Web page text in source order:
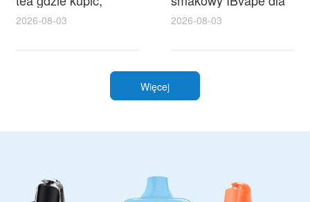
poradnik zakupowy z
rankingiem cen i
sklepów
2026-08-03
smaku jak wybrać
idealny e liquid i
opinie użytkowników
2026-08-03
Więcej